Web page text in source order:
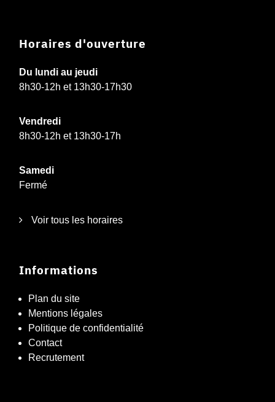
Horaires d'ouverture
Du lundi au jeudi
8h30-12h et 13h30-17h30
Vendredi
8h30-12h et 13h30-17h
Samedi
Fermé
Voir tous les horaires
Informations
Plan du site
Mentions légales
Politique de confidentialité
Contact
Recrutement